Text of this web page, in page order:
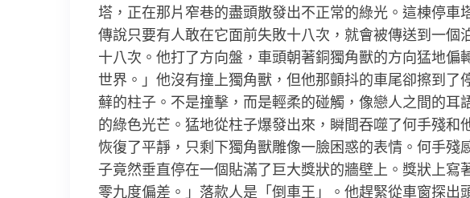
塔，正在那片窄巷的盡頭散發出不正常的綠光。這棟停車
傳說只要有人敢在它面前失敗十八次，就會被傳送到一
十八次。他打了方向盤，車頭朝著銅獨角獸的方向猛地偏
世界。」他沒有撞上獨角獸，但他那顫抖的車尾卻擦到
蘚的柱子。不是撞擊，而是輕柔的碰觸，像戀人之間的
的綠色光芒。猛地從柱子爆發出來，瞬間吞噬了何手殘和
恢復了平靜，只剩下獨角獸雕像一臉困惑的表情。何手殘
子竟然垂直停在一個貼滿了巨大獎狀的牆壁上。獎狀上
零九度偏差。」落款人是「倒車王」。他趕緊從車窗探